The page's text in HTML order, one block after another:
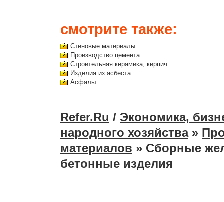
смотрите также:
Стеновые материалы
Производство цемента
Строительная керамика, кирпич
Изделия из асбеста
Асфальт
Refer.Ru / Экономика,
народного хозяйства»
материалов » Сборные
бетонные изделия